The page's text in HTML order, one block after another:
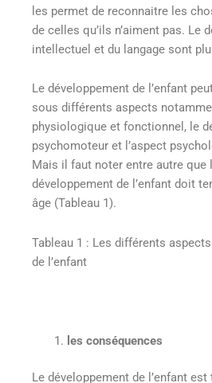
les permet de reconnaitre les
de celles qu’ils n’aiment pas. Le
intellectuel et du langage sont
Le développement de l’enfant
sous différents aspects
physiologique et fonctionnel, le
psychomoteur et l’aspect
Mais il faut noter entre autre que
développement de l’enfant doit
âge (Tableau 1).
Tableau 1 : Les différents
de l’enfant
les conséquences
Le développement de l’enfant